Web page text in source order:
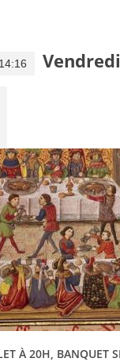
À 20H, BANQUET